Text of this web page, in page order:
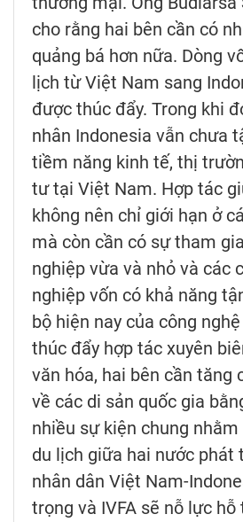
cho rằng hai bên cần có
quảng bá hơn nữa. Dòng
lịch từ Việt Nam sang
được thúc đẩy. Trong khi
nhân Indonesia vẫn chưa
tiềm năng kinh tế, thị
tư tại Việt Nam. Hợp tác
không nên chỉ giới hạn ở
mà còn cần có sự tham
nghiệp vừa và nhỏ và các
nghiệp vốn có khả năng
bộ hiện nay của công
thúc đẩy hợp tác xuyên
văn hóa, hai bên cần tăng
về các di sản quốc gia
nhiều sự kiện chung
du lịch giữa hai nước phát
nhân dân Việt Nam-
trọng và IVFA sẽ nỗ lực